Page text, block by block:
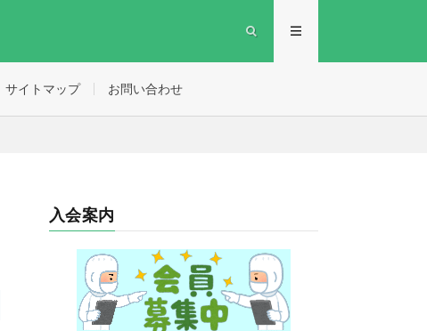
サイトマップ お問い合わせ
入会案内